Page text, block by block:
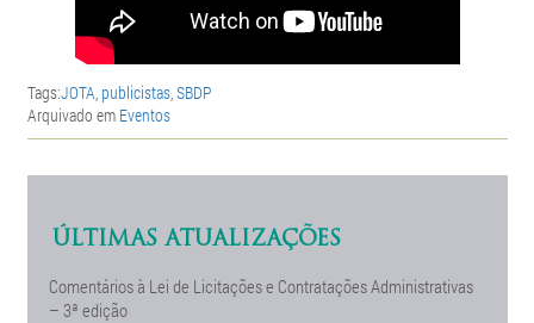
Tags:JOTA, publicistas,SBDP
Arquivado em Eventos
ÚLTIMAS ATUALIZAÇÕES
Comentários à Lei de Licitações e Contratações Administrativas
– 3ª edição